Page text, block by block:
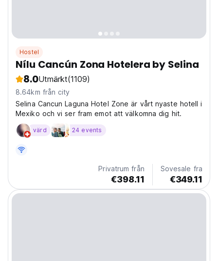
Hostel
Nílu Cancún Zona Hotelera by Selina
8.0Utmärkt(1109)
8.64km från city
Selina Cancun Laguna Hotel Zone är vårt nyaste hotell i
Mexiko och vi ser fram emot att välkomna dig hit.
värd 24 events
Privatrum från
€398.11
Sovesale fra
€349.11